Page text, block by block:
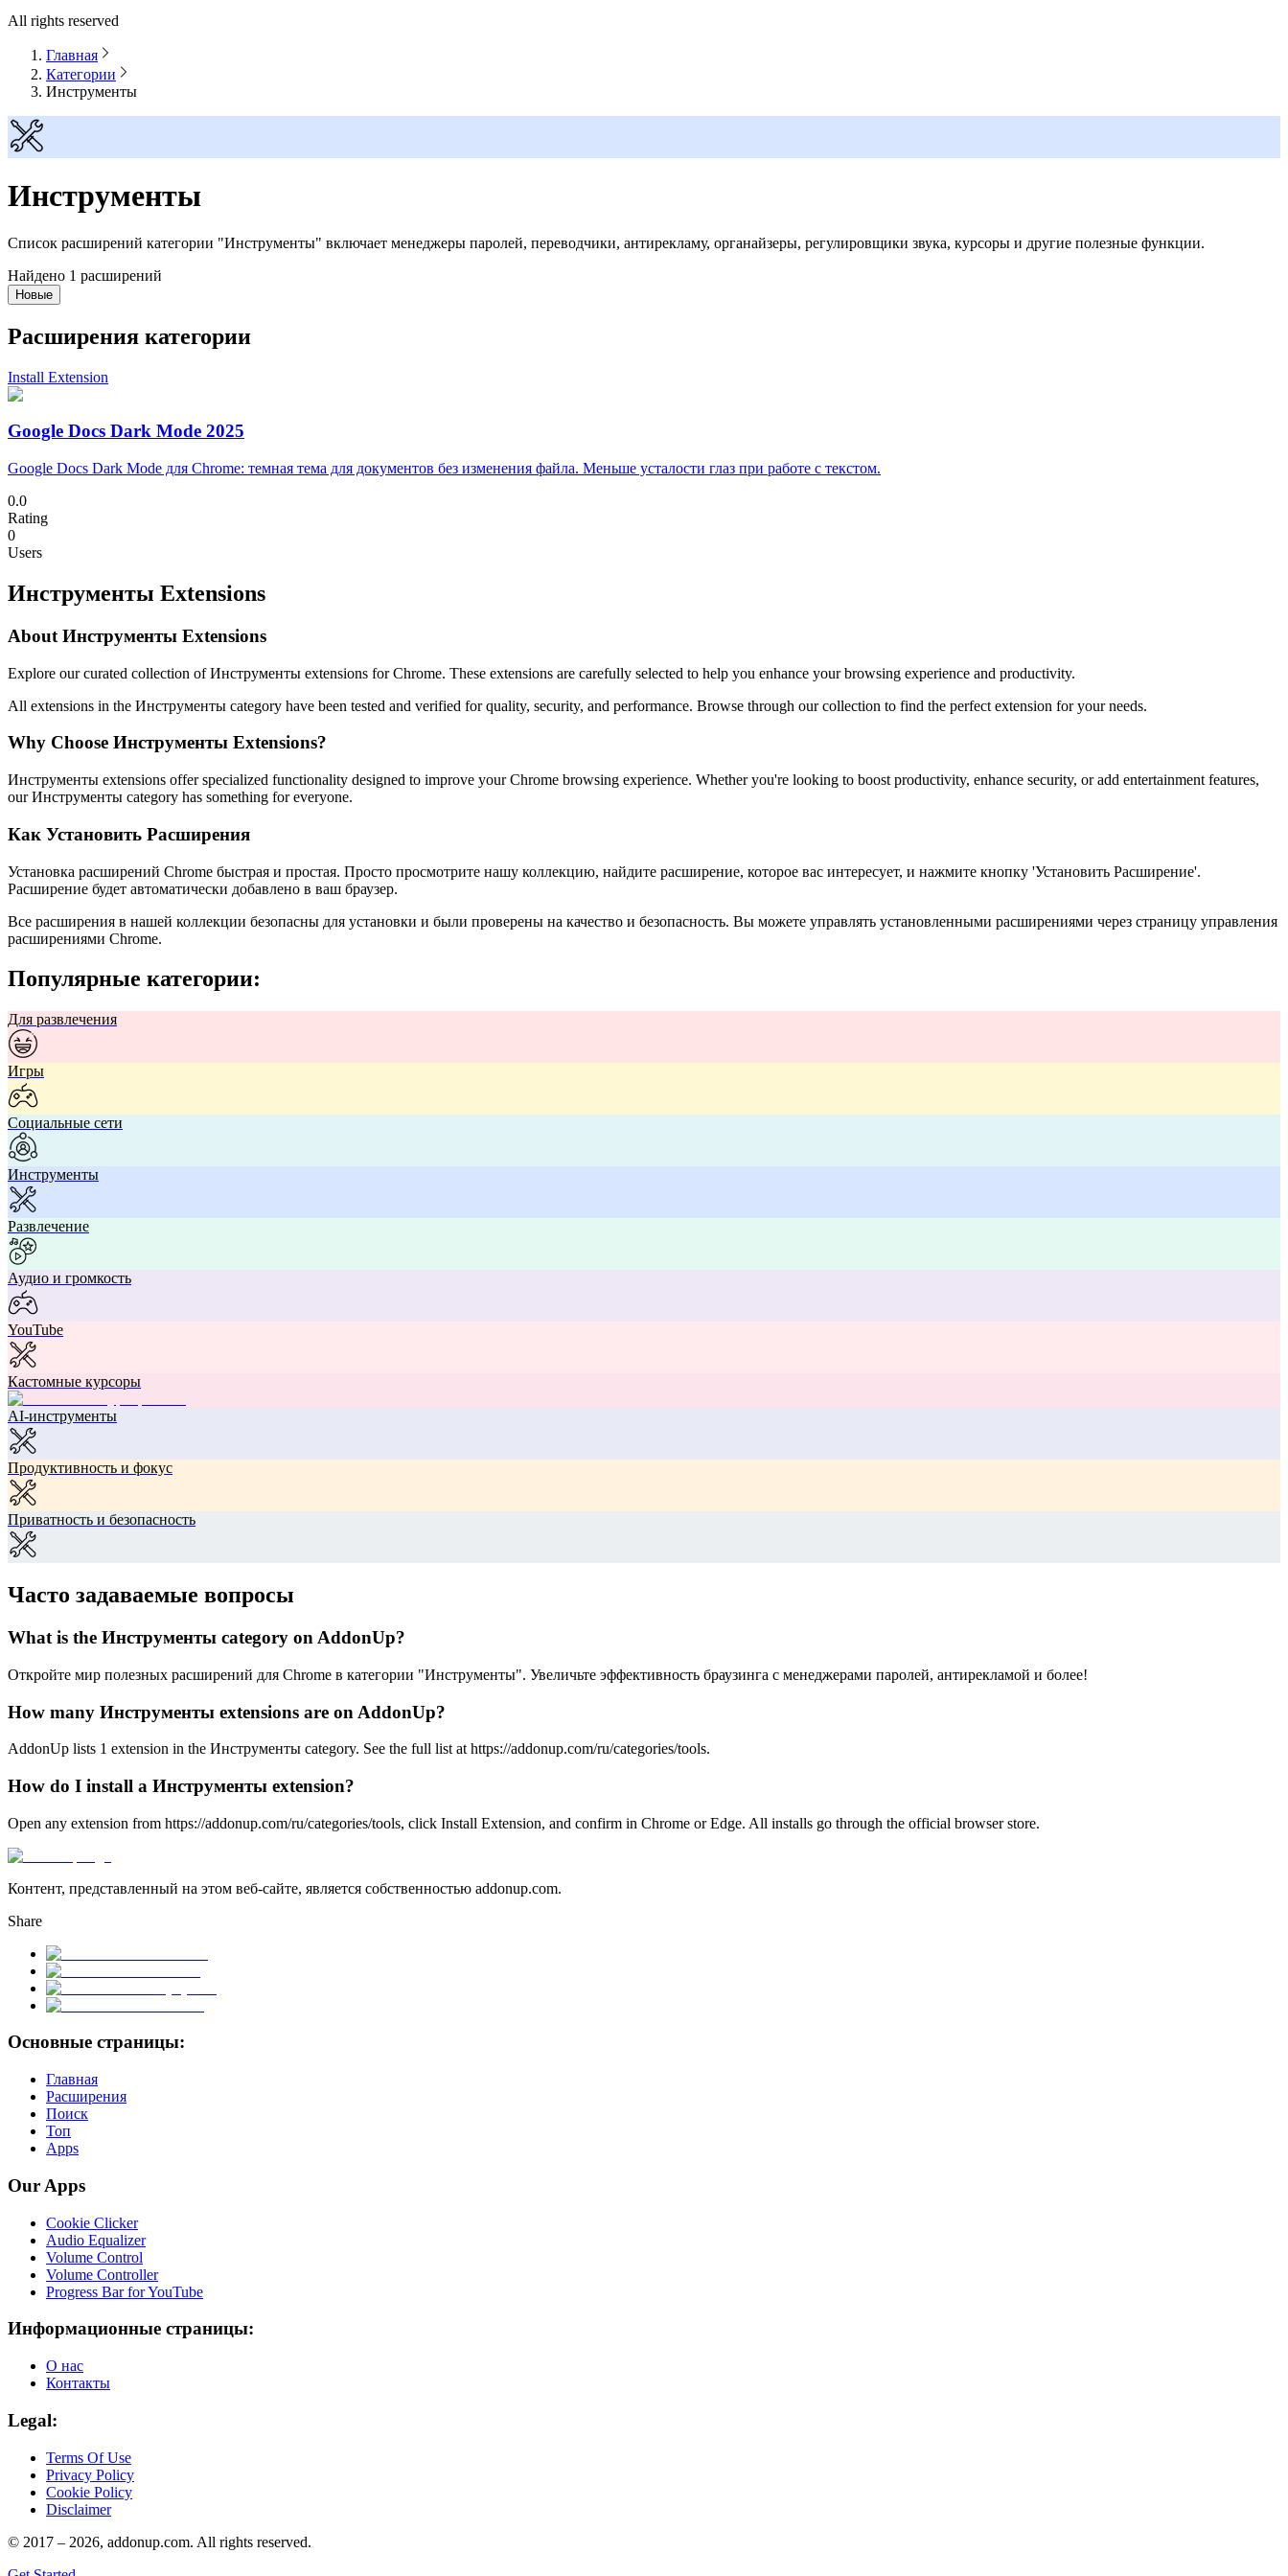
All rights reserved
Главная
Категории
Инструменты
Инструменты
Список расширений категории "Инструменты" включает менеджеры паролей, переводчики, антирекламу, органайзеры, регулировщики звука, курсоры и другие полезные функции.
Найдено 1 расширений
Новые
Расширения категории
Install Extension
Google Docs Dark Mode 2025
Google Docs Dark Mode для Chrome: темная тема для документов без изменения файла. Меньше усталости глаз при работе с текстом.
0.0
Rating
0
Users
Инструменты Extensions
About Инструменты Extensions
Explore our curated collection of Инструменты extensions for Chrome. These extensions are carefully selected to help you enhance your browsing experience and productivity.
All extensions in the Инструменты category have been tested and verified for quality, security, and performance. Browse through our collection to find the perfect extension for your needs.
Why Choose Инструменты Extensions?
Инструменты extensions offer specialized functionality designed to improve your Chrome browsing experience. Whether you're looking to boost productivity, enhance security, or add entertainment features,
our Инструменты category has something for everyone.
Как Установить Расширения
Установка расширений Chrome быстрая и простая. Просто просмотрите нашу коллекцию, найдите расширение, которое вас интересует, и нажмите кнопку 'Установить Расширение'.
Расширение будет автоматически добавлено в ваш браузер.
Все расширения в нашей коллекции безопасны для установки и были проверены на качество и безопасность. Вы можете управлять установленными расширениями через страницу управления
расширениями Chrome.
Популярные категории:
Для развлечения
Игры
Социальные сети
Инструменты
Развлечение
Аудио и громкость
YouTube
Кастомные курсоры
AI-инструменты
Продуктивность и фокус
Приватность и безопасность
Часто задаваемые вопросы
What is the Инструменты category on AddonUp?
Откройте мир полезных расширений для Chrome в категории "Инструменты". Увеличьте эффективность браузинга с менеджерами паролей, антирекламой и более!
How many Инструменты extensions are on AddonUp?
AddonUp lists 1 extension in the Инструменты category. See the full list at https://addonup.com/ru/categories/tools.
How do I install a Инструменты extension?
Open any extension from https://addonup.com/ru/categories/tools, click Install Extension, and confirm in Chrome or Edge. All installs go through the official browser store.
Контент, представленный на этом веб-сайте, является собственностью addonup.com.
Share
Основные страницы:
Главная
Расширения
Поиск
Топ
Apps
Our Apps
Cookie Clicker
Audio Equalizer
Volume Control
Volume Controller
Progress Bar for YouTube
Информационные страницы:
О нас
Контакты
Legal:
Terms Of Use
Privacy Policy
Cookie Policy
Disclaimer
© 2017 – 2026, addonup.com. All rights reserved.